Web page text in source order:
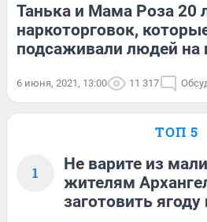
Танька и Мама Роза 20
наркоторговок,
подсаживали людей на
6 июня, 2021, 13:00 11 317
ТОП 5
1
Не варите из
жителям
заготовить